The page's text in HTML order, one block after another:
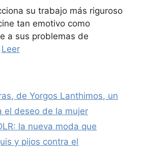
su trabajo más riguroso
tan emotivo como
a sus problemas de
Leer
de Yorgos Lanthimos, un
el deseo de la mujer
la nueva moda que
y pijos contra el